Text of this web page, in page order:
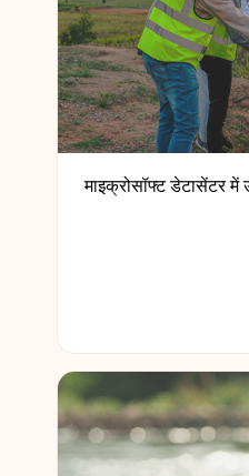
माइक्रोसॉफ्ट डेटासेंटर में